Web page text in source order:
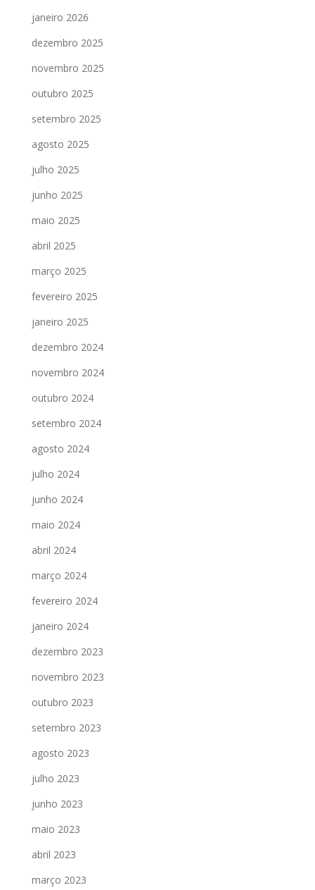
janeiro 2026
dezembro 2025
novembro 2025
outubro 2025
setembro 2025
agosto 2025
julho 2025
junho 2025
maio 2025
abril 2025
março 2025
fevereiro 2025
janeiro 2025
dezembro 2024
novembro 2024
outubro 2024
setembro 2024
agosto 2024
julho 2024
junho 2024
maio 2024
abril 2024
março 2024
fevereiro 2024
janeiro 2024
dezembro 2023
novembro 2023
outubro 2023
setembro 2023
agosto 2023
julho 2023
junho 2023
maio 2023
abril 2023
março 2023